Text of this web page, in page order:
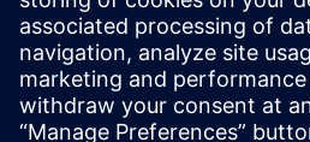
egyedi exportálási megoldás
biztosítva, hogy
választott eszközhöz.